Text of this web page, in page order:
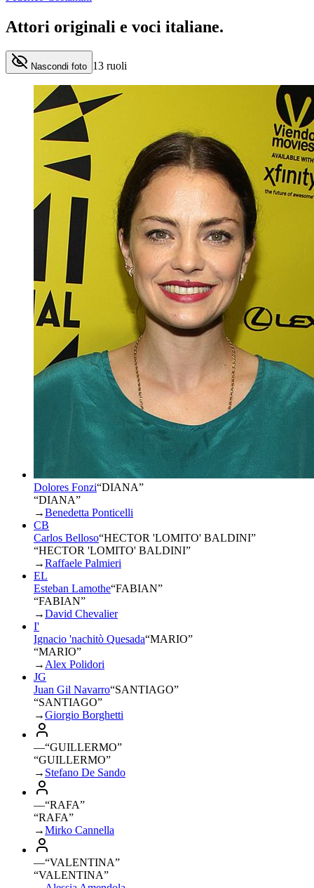
Attori originali e voci italiane.
Nascondi foto 13 ruoli
Dolores Fonzi“DIANA”
“DIANA”
→Benedetta Ponticelli
CB
Carlos Belloso“HECTOR 'LOMITO' BALDINI”
“HECTOR 'LOMITO' BALDINI”
→Raffaele Palmieri
EL
Esteban Lamothe“FABIAN”
“FABIAN”
→David Chevalier
I'
Ignacio 'nachitò Quesada“MARIO”
“MARIO”
→ Alex Polidori
JG
Juan Gil Navarro“SANTIAGO”
“SANTIAGO”
→Giorgio Borghetti
—“GUILLERMO”
“GUILLERMO”
→ Stefano De Sando
—“RAFA”
“RAFA”
→Mirko Cannella
—“VALENTINA”
“VALENTINA”